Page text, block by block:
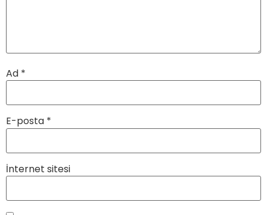
Ad *
E-posta *
İnternet sitesi